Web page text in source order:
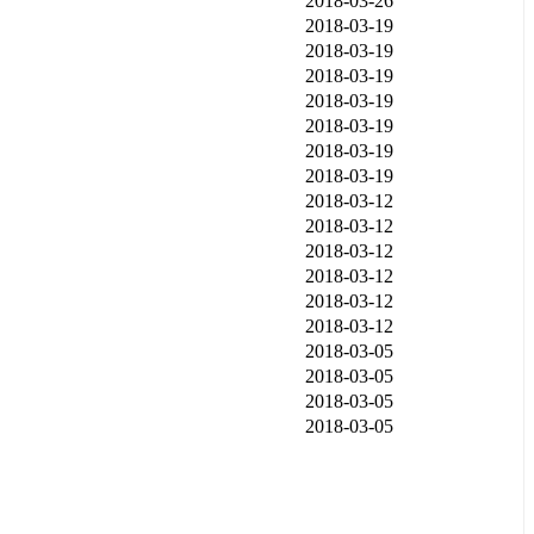
2018-03-19
2018-03-19
2018-03-19
2018-03-19
2018-03-19
2018-03-19
2018-03-19
2018-03-12
2018-03-12
2018-03-12
2018-03-12
2018-03-12
2018-03-12
2018-03-05
2018-03-05
2018-03-05
2018-03-05